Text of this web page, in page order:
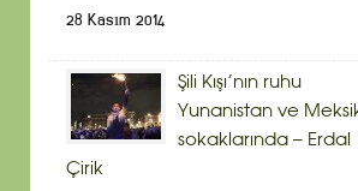
28 Kasım 2014
Şili Kışı’nın ruhu
Yunanistan ve
sokaklarında – Erdal
Çirik